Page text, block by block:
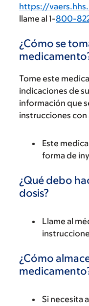
https://
llame al 1-800-
¿Cómo se
Tome este
indicaciones de
información que
instrucciones
Este
forma de
¿Qué debo
dosis?
Llame al
¿Cómo
Si necesita